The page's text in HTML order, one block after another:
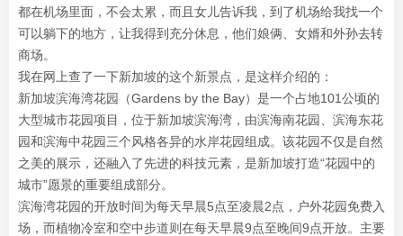
都在机场里面，不会太累，而且女儿告诉我，到了机场给我找一个
可以躺下的地方，让我得到充分休息，他们娘俩、女婿和外孙去转
商场。
我在网上查了一下新加坡的这个新景点，是这样介绍的：
新加坡滨海湾花园（Gardens by the Bay）是一个占地101公顷的
大型城市花园项目，位于新加坡滨海湾，由滨海南花园、滨海东花
园和滨海中花园三个风格各异的水岸花园组成。‌该花园不仅是自然
之美的展示，还融入了先进的科技元素，是新加坡打造“花园中的
城市”愿景的重要组成部分。
滨海湾花园的开放时间为每天早晨5点至凌晨2点，户外花园免费入
场，而植物冷室和空中步道则在每天早晨9点至晚间9点开放。主要